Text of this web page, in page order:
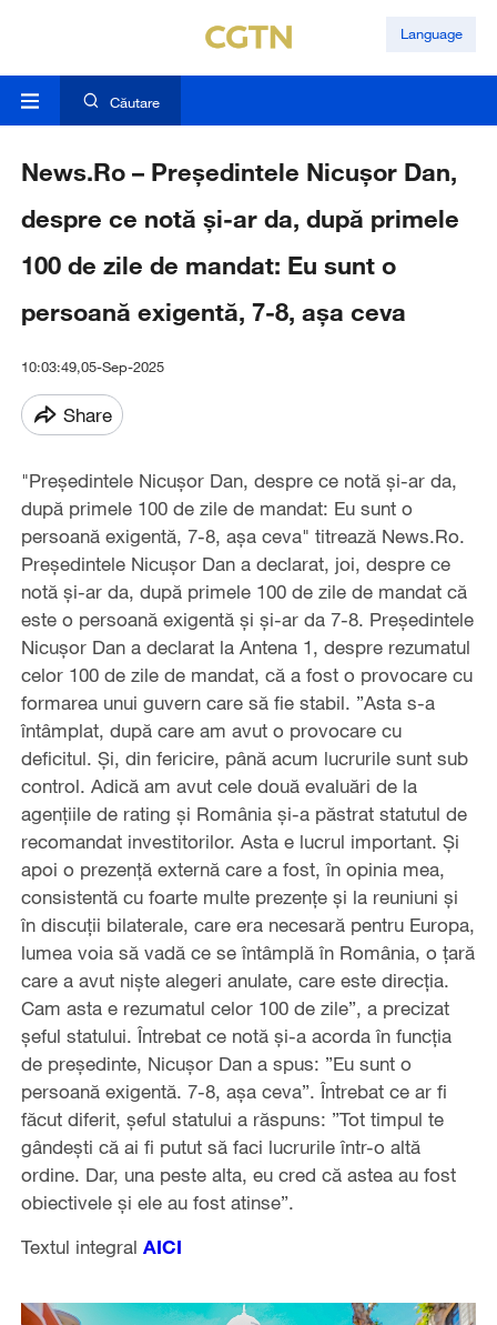
Language
Căutare
News.Ro – Preşedintele Nicuşor Dan,
despre ce notă şi-ar da, după primele
100 de zile de mandat: Eu sunt o
persoană exigentă, 7-8, aşa ceva
10:03:49,05-Sep-2025
Share
"Preşedintele Nicuşor Dan, despre ce notă şi-ar da,
după primele 100 de zile de mandat: Eu sunt o
persoană exigentă, 7-8, aşa ceva" titrează News.Ro.
Preşedintele Nicuşor Dan a declarat, joi, despre ce
notă şi-ar da, după primele 100 de zile de mandat că
este o persoană exigentă şi şi-ar da 7-8. Preşedintele
Nicuşor Dan a declarat la Antena 1, despre rezumatul
celor 100 de zile de mandat, că a fost o provocare cu
formarea unui guvern care să fie stabil. ”Asta s-a
întâmplat, după care am avut o provocare cu
deficitul. Şi, din fericire, până acum lucrurile sunt sub
control. Adică am avut cele două evaluări de la
agenţiile de rating şi România şi-a păstrat statutul de
recomandat investitorilor. Asta e lucrul important. Şi
apoi o prezenţă externă care a fost, în opinia mea,
consistentă cu foarte multe prezenţe şi la reuniuni şi
în discuţii bilaterale, care era necesară pentru Europa,
lumea voia să vadă ce se întâmplă în România, o ţară
care a avut nişte alegeri anulate, care este direcţia.
Cam asta e rezumatul celor 100 de zile”, a precizat
şeful statului. Întrebat ce notă şi-a acorda în funcţia
de preşedinte, Nicuşor Dan a spus: ”Eu sunt o
persoană exigentă. 7-8, aşa ceva”. Întrebat ce ar fi
făcut diferit, şeful statului a răspuns: ”Tot timpul te
gândeşti că ai fi putut să faci lucrurile într-o altă
ordine. Dar, una peste alta, eu cred că astea au fost
obiectivele şi ele au fost atinse”.
Textul integral AICI